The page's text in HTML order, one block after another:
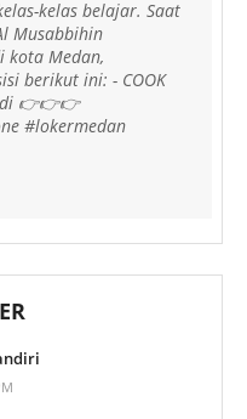
kelas belajar. Saat
Musabbihin
kota Medan,
berikut ini: - COOK
di 👉👉👉
#lokermedan